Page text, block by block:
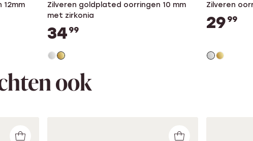
Zilveren goldplated oorringen 10 mm
met zirkonia
34 99
Zilveren
29 99
ook